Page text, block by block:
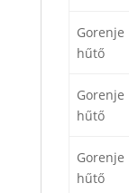
Gorenje
hűtő
Gorenje
hűtő
Gorenje
hűtő